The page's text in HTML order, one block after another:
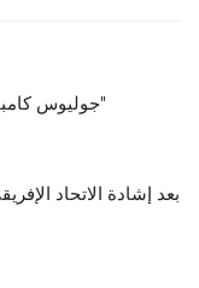
"جوليوس كامباراج نيريري" الملقب بـ "أبي الأمة"
بعد إشادة الاتحاد